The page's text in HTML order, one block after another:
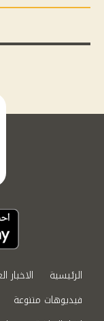
الرئيسية الاخبار
فيديوهات متنوعة